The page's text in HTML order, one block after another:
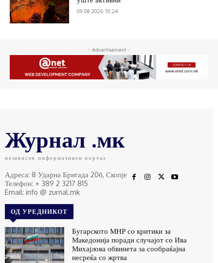
09.08.2026 10:24
- Advertisement -
Журнал .мк
независен информативен портал
Адреса: 8 Ударна Бригада 20б, Скопје
Телефон: + 389 2 3217 815
Email: info @ zurnal.mk
ОД УРЕДНИКОТ
Бугарското МНР со критики за
Македонија поради случајот со Ива
Михајлова обвинета за сообраќајна
несреќа со жртва